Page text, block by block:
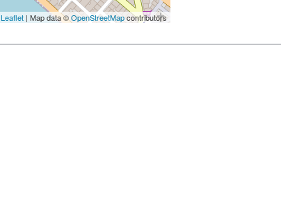
Leaflet| Map data ©OpenStreetMapcontributors